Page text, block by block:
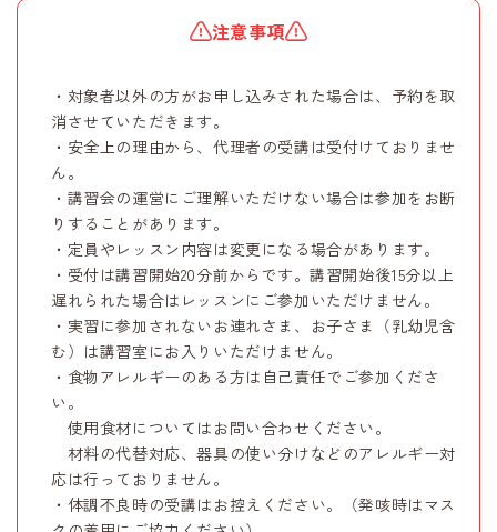
注意事項
・対象者以外の方がお申し込みされた場合は、予約を取
消させていただきます。
・安全上の理由から、代理者の受講は受付けておりませ
ん。
・講習会の運営にご理解いただけない場合は参加をお断
りすることがあります。
・定員やレッスン内容は変更になる場合があります。
・受付は講習開始20分前からです。講習開始後15分以上
遅れられた場合はレッスンにご参加いただけません。
・実習に参加されないお連れさま、お子さま（乳幼児含
む）は講習室にお入りいただけません。
・食物アレルギーのある方は自己責任でご参加くださ
い。
使用食材についてはお問い合わせください。
材料の代替対応、器具の使い分けなどのアレルギー対
応は行っておりません。
・体調不良時の受講はお控えください。（発咳時はマス